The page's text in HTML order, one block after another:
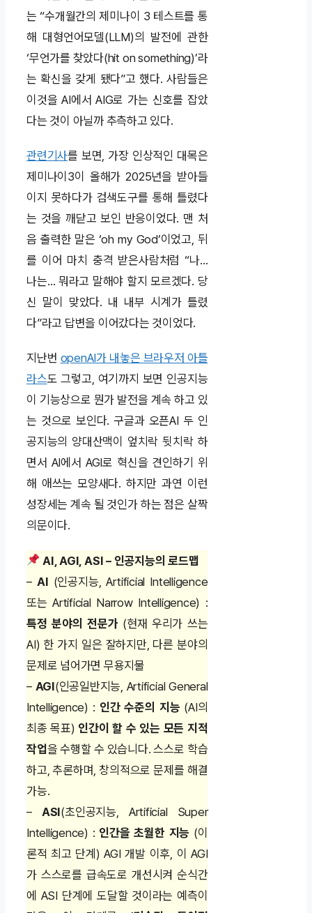
는 “수개월간의 제미나이 3 테스트를 통
해 대형언어모델(LLM)의 발전에 관한
‘무언가를 찾았다(hit on something)’라
는 확신을 갖게 됐다”고 했다. 사람들은
이것을 AI에서 AIG로 가는 신호를 잡았
다는 것이 아닐까 추측하고 있다.
관련기사를 보면, 가장 인상적인 대목은
제미나이3이 올해가 2025년을 받아들
이지 못하다가 검색도구를 통해 틀렸다
는 것을 깨닫고 보인 반응이었다. 맨 처
음 출력한 말은 ‘oh my God’이었고, 뒤
를 이어 마치 충격 받은사람처럼 “나…
나는… 뭐라고 말해야 할지 모르겠다. 당
신 말이 맞았다. 내 내부 시계가 틀렸
다”라고 답변을 이어갔다는 것이었다.
지난번 openAI가 내놓은 브라우저 아틀
라스도 그렇고, 여기까지 보면 인공지능
이 기능상으로 뭔가 발전을 계속 하고 있
는 것으로 보인다. 구글과 오픈AI 두 인
공지능의 양대산맥이 엎치락 뒷치락 하
면서 AI에서 AGI로 혁신을 견인하기 위
해 애쓰는 모양새다. 하지만 과연 이런
성장세는 계속 될 것인가 하는 점은 살짝
의문이다.
AI, AGI, ASI – 인공지능의 로드맵
– AI (인공지능, Artificial Intelligence
또는 Artificial Narrow Intelligence) :
특정 분야의 전문가(현재 우리가 쓰는
AI) 한 가지 일은 잘하지만, 다른 분야의
문제로 넘어가면 무용지물
– AGI(인공일반지능, Artificial General
Intelligence) : 인간 수준의 지능 (AI의
최종 목표) 인간이 할 수 있는 모든 지적
작업을 수행할 수 있습니다. 스스로 학습
하고, 추론하며, 창의적으로 문제를 해결
가능.
– ASI(초인공지능, Artificial Super
Intelligence) : 인간을 초월한 지능 (이
론적 최고 단계) AGI 개발 이후, 이 AGI
가 스스로를 급속도로 개선시켜 순식간
에 ASI 단계에 도달할 것이라는 예측이